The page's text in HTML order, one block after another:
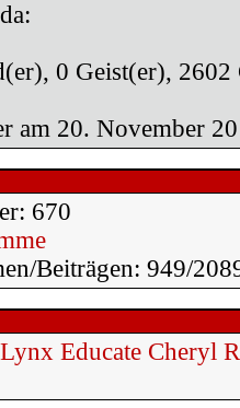
0 Geist(er),
am 20. November
670
Beiträgen: 949/
Educate Cheryl